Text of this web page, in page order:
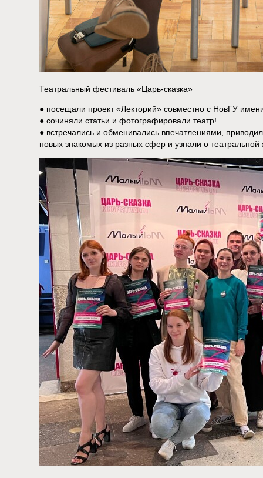
Театральный фестиваль «Царь-сказка»
● посещали проект «Лекторий» совместно с НовГУ
● сочиняли статьи и фотографировали театр!
● встречались и обменивались впечатлениями,
новых знакомых из разных сфер и узнали о